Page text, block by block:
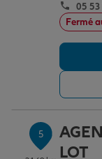
05
Fermé
5
LOT